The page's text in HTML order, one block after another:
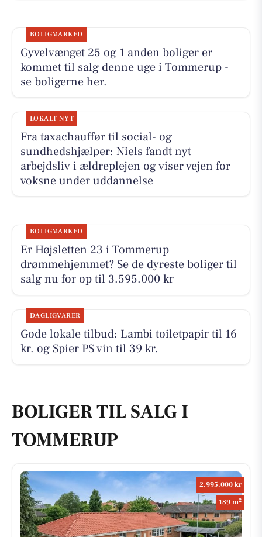
BOLIGMARKED
Gyvelvænget 25 og 1 anden boliger er
kommet til salg denne uge i Tommerup -
se boligerne her.
LOKALT NYT
Fra taxachauffør til social- og
sundhedshjælper: Niels fandt nyt
arbejdsliv i ældreplejen og viser vejen for
voksne under uddannelse
BOLIGMARKED
Er Højsletten 23 i Tommerup
drømmehjemmet? Se de dyreste boliger til
salg nu for op til 3.595.000 kr
DAGLIGVARER
Gode lokale tilbud: Lambi toiletpapir til 16
kr. og Spier PS vin til 39 kr.
BOLIGER TIL SALG I
TOMMERUP
2.995.000 kr
189 m2